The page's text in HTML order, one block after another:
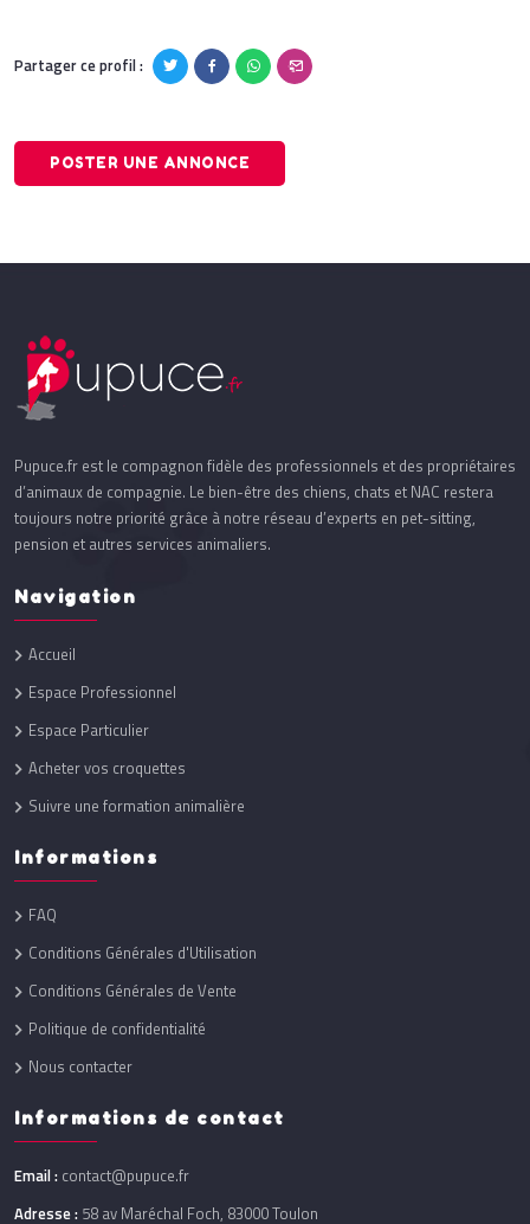
Partager ce profil :
POSTER UNE ANNONCE
Pupuce.fr est le compagnon fidèle des professionnels et des propriétaires
d’animaux de compagnie. Le bien-être des chiens, chats et NAC restera
toujours notre priorité grâce à notre réseau d’experts en pet-sitting,
pension et autres services animaliers.
Navigation
Accueil
Espace Professionnel
Espace Particulier
Acheter vos croquettes
Suivre une formation animalière
Informations
FAQ
Conditions Générales d'Utilisation
Conditions Générales de Vente
Politique de confidentialité
Nous contacter
Informations de contact
Email : contact@pupuce.fr
Adresse : 58 av Maréchal Foch, 83000 Toulon